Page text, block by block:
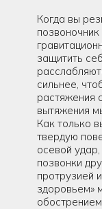
Когда вы
защитить
сильнее,
растяжения
вытяжения
Как только
твердую
осевой
позвонки
протрузией
здоровьем»
обострением.